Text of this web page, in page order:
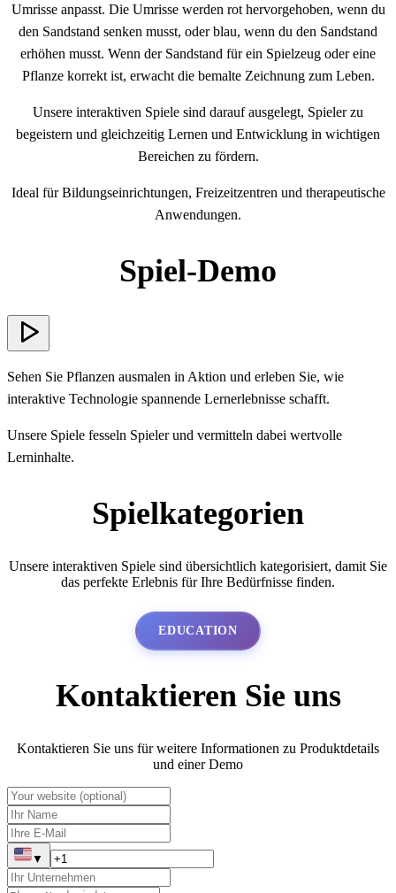
Umrisse anpasst. Die Umrisse werden rot hervorgehoben, wenn du
den Sandstand senken musst, oder blau, wenn du den Sandstand
erhöhen musst. Wenn der Sandstand für ein Spielzeug oder eine
Pflanze korrekt ist, erwacht die bemalte Zeichnung zum Leben.
Unsere interaktiven Spiele sind darauf ausgelegt, Spieler zu
begeistern und gleichzeitig Lernen und Entwicklung in wichtigen
Bereichen zu fördern.
Ideal für Bildungseinrichtungen, Freizeitzentren und therapeutische
Anwendungen.
Spiel-Demo
Sehen Sie Pflanzen ausmalen in Aktion und erleben Sie, wie
interaktive Technologie spannende Lernerlebnisse schafft.
Unsere Spiele fesseln Spieler und vermitteln dabei wertvolle
Lerninhalte.
Spielkategorien
Unsere interaktiven Spiele sind übersichtlich kategorisiert, damit Sie
das perfekte Erlebnis für Ihre Bedürfnisse finden.
EDUCATION
Kontaktieren Sie uns
Kontaktieren Sie uns für weitere Informationen zu Produktdetails
und einer Demo
▼